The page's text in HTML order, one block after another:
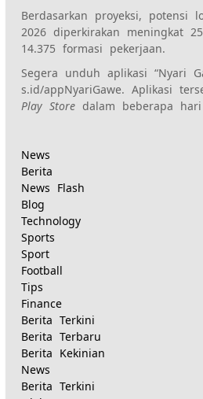
Berdasarkan proyeksi, potensi
2026 diperkirakan meningkat
14.375 formasi pekerjaan.
Segera unduh aplikasi “Nyari
s.id/appNyariGawe. Aplikasi
Play Store dalam beberapa
News
Berita
News Flash
Blog
Technology
Sports
Sport
Football
Tips
Finance
Berita Terkini
Berita Terbaru
Berita Kekinian
News
Berita Terkini